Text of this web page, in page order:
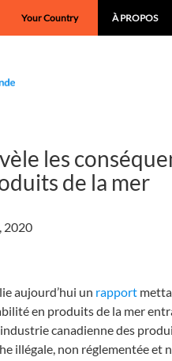
Your Country À PROPOS
les
de la mer
2020
aujourd’hui un rapport
en produits de la mer
canadienne des
illégale, non réglementée